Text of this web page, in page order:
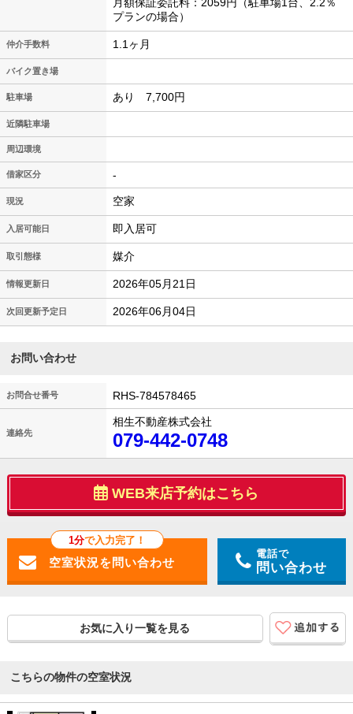
プランの場合）
仲介手数料 1.1ヶ月
バイク置き場
駐車場 あり 7,700円
近隣駐車場
周辺環境
借家区分 -
現況 空家
入居可能日 即入居可
取引態様 媒介
情報更新日 2026年05月21日
次回更新予定日 2026年06月04日
お問い合わせ
お問合せ番号 RHS-784578465
連絡先
相生不動産株式会社
079-442-0748
WEB来店予約はこちら
1分で入力完了！
電話で
問い合わせ
お気に入り一覧を見る
こちらの物件の空室状況